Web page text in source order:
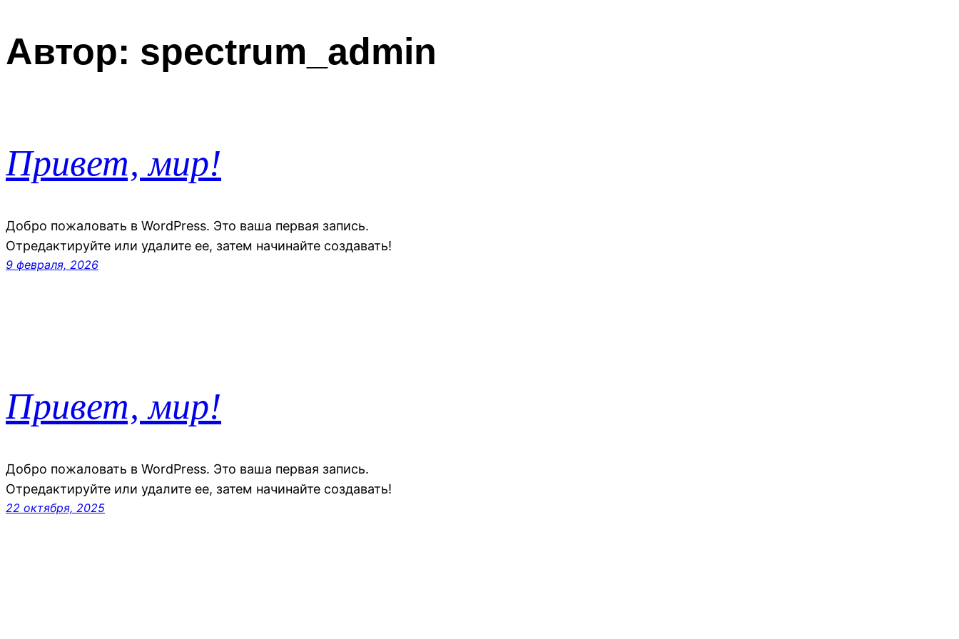
содержимому
Автор: spectrum_admin
Привет, мир!
Добро пожаловать в WordPress. Это ваша первая запись.
Отредактируйте или удалите ее, затем начинайте создавать!
9 февраля, 2026
Привет, мир!
Добро пожаловать в WordPress. Это ваша первая запись.
Отредактируйте или удалите ее, затем начинайте создавать!
22 октября, 2025